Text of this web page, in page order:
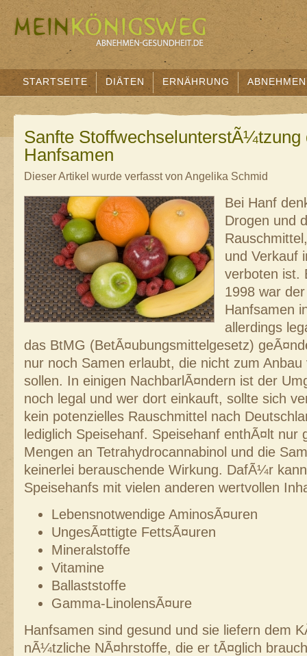
STARTSEITE DIÄTEN ERNÄHRUNG ABNEHMEN
Sanfte StoffwechselunterstÃ¼tzung
Hanfsamen
Dieser Artikel wurde verfasst von Angelika Schmid
Bei Hanf
Drogen und
und Verkauf
verboten ist.
1998 war
Hanfsamen
allerdings
das BtMG (BetÃ¤ubungsmittelgesetz)
nur noch Samen erlaubt, die nicht zum
sollen. In einigen NachbarlÃ¤ndern ist der
noch legal und wer dort einkauft, sollte sich
kein potenzielles Rauschmittel nach
lediglich Speisehanf. Speisehanf enthÃ¤lt nur
Mengen an Tetrahydrocannabinol und die
keinerlei berauschende Wirkung. DafÃ¼r
Speisehanfs mit vielen anderen wertvollen
Lebensnotwendige AminosÃ¤uren
UngesÃ¤ttigte FettsÃ¤uren
Mineralstoffe
Vitamine
Ballaststoffe
Gamma-LinolensÃ¤ure
Hanfsamen sind gesund und sie liefern dem
nÃ¼tzliche NÃ¤hrstoffe, die er tÃ¤glich